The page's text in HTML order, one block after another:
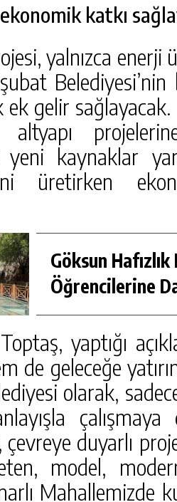
katkı
yalnızca
ek gelir
altyapı
yeni kaynaklar
üretirken
Göksun Hafızlık
Öğrencilerine
yaptığı
de geleceğe
olarak,
çevreye duyarlı
model,
Mahallemizde